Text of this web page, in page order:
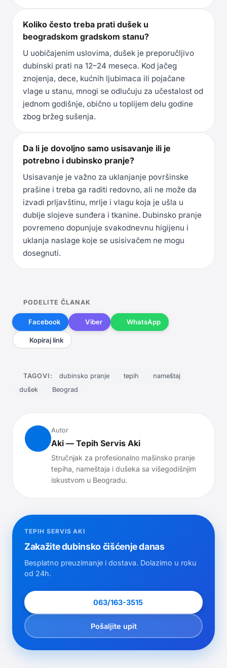
Koliko često treba prati dušek u
beogradskom gradskom stanu?
U uobičajenim uslovima, dušek je preporučljivo
dubinski prati na 12–24 meseca. Kod jačeg
znojenja, dece, kućnih ljubimaca ili pojačane
vlage u stanu, mnogi se odlučuju za učestalost od
jednom godišnje, obično u toplijem delu godine
zbog bržeg sušenja.
Da li je dovoljno samo usisavanje ili je
potrebno i dubinsko pranje?
Usisavanje je važno za uklanjanje površinske
prašine i treba ga raditi redovno, ali ne može da
izvadi prljavštinu, mrlje i vlagu koja je ušla u
dublje slojeve sunđera i tkanine. Dubinsko pranje
povremeno dopunjuje svakodnevnu higijenu i
uklanja naslage koje se usisivačem ne mogu
dosegnuti.
PODELITE ČLANAK
Facebook Viber WhatsApp
Kopiraj link
TAGOVI: dubinsko pranje tepih
nameštaj
dušek
Beograd
Autor
Aki — Tepih Servis Aki
Stručnjak za profesionalno mašinsko pranje
tepiha, nameštaja i dušeka sa višegodišnjim
iskustvom u Beogradu.
TEPIH SERVIS AKI
Zakažite dubinsko čišćenje danas
Besplatno preuzimanje i dostava. Dolazimo u roku
od 24h.
063/163-3515
Pošaljite upit